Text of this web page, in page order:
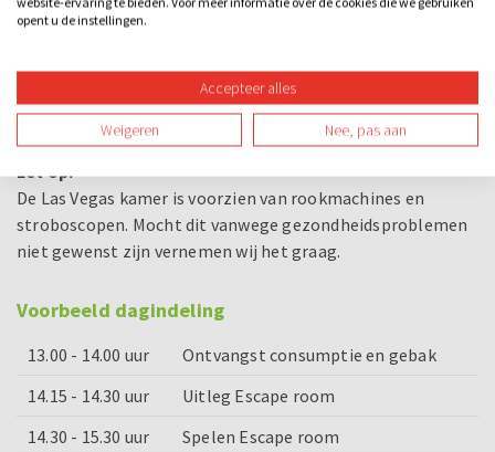
18:30 uur - 20:00 uur - 21:30 uur - 23:00 uur
aan
Alle escape rooms zijn ook in het Engels mogelijk,
geef dit bij je reservering aan.
Let op:
De Las Vegas kamer is voorzien van rookmachines en
stroboscopen. Mocht dit vanwege gezondheidsproblemen
niet gewenst zijn vernemen wij het graag.
Voorbeeld dagindeling
13.00 - 14.00 uur
Ontvangst consumptie en gebak
14.15 - 14.30 uur
Uitleg Escape room
14.30 - 15.30 uur
Spelen Escape room
opent u de instellingen.
Accepteer alles
Weigeren Nee, pas aan